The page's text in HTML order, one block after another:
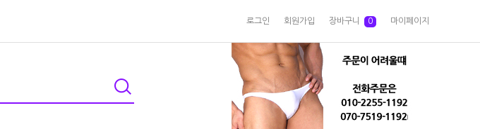
로그인 회원가입 장바구니 0 마이페이지